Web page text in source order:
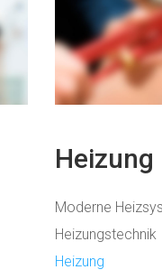
Heizung
Moderne
Heizungstechnik
Heizung